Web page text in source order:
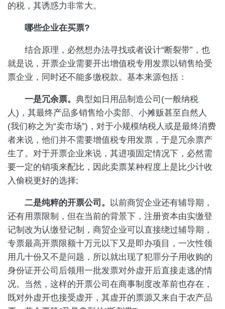
的税，其诱惑力非常大。
哪些企业在买票?
结合原理，必然想办法寻找或者设计“断裂带”，也
就是说，开票企业需要开出增值税专用发票以销售给受
票企业，同时还不能多缴税款。基本来源包括：
一是冗余票。 典型如日用品制造公司(一般纳税
人)，其最终产品多销售给小卖部、小摊贩甚至自然人
(我们称之为“卖市场”)，对于小规模纳税人或是最终消费
者来说，他们并不需要增值税专用发票，于是冗余票产
生了。对于开票企业来说，其进项固定情况下，必然需
要一定的销项来配比，因此卖票某种程度上是比少计收
入偷税更好的选择;
二是纯粹的开票公司。
以前商贸企业还有辅导期，
还有用票限制，但在当前的背景下，注册资本由实缴登
记制改为认缴登记制，商贸企业可以直接绕过辅导期，
专票最高开票限额十万元以下又是即办项目，一次性领
用几十份又不是问题，所以就出现了犯罪分子用收购的
身份证开公司后领用一批发票对外虚开后直接走逃的情
况。当然，这样的开票公司在商事制度改革前也存在，
既对外虚开也接受虚开，其虚开的票源又来自于农产品